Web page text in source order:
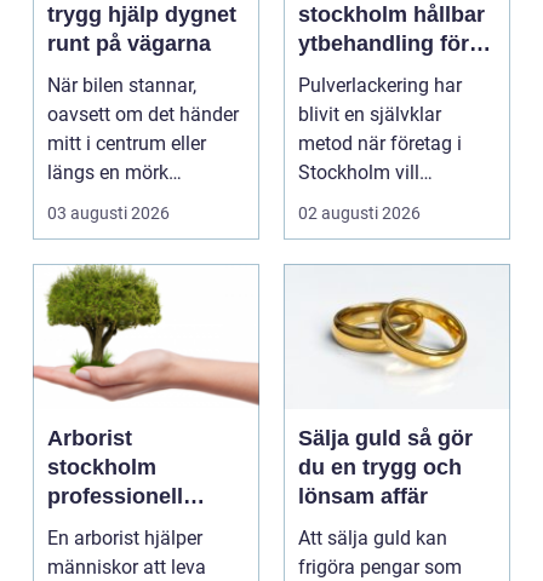
trygg hjälp dygnet
runt på vägarna
När bilen stannar,
oavsett om det händer
mitt i centrum eller
längs en mörk
landsväg, handlar allt
03 augusti 2026
stockholm hållbar
ytbehandling för
industri och
design
Pulverlackering har
blivit en självklar
metod när företag i
Stockholm vill
kombinera slitstyrka,
02 augusti 2026
Arborist
stockholm
professionell
trädvård för säkra
och vackra träd
En arborist hjälper
människor att leva
Sälja guld så gör
du en trygg och
lönsam affär
Att sälja guld kan
frigöra pengar som